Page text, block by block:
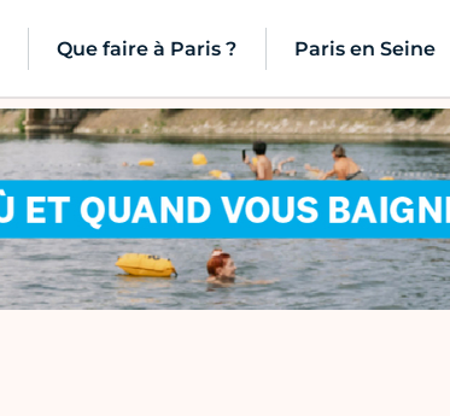
Que faire à Paris ? Paris en Seine